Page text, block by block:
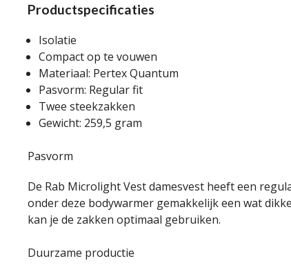
Productspecificaties
Isolatie
Compact op te vouwen
Materiaal: Pertex Quantum
Pasvorm: Regular fit
Twee steekzakken
Gewicht: 259,5 gram
Pasvorm
De Rab Microlight Vest damesvest heeft een
onder deze bodywarmer gemakkelijk een wat
kan je de zakken optimaal gebruiken.
Duurzame productie